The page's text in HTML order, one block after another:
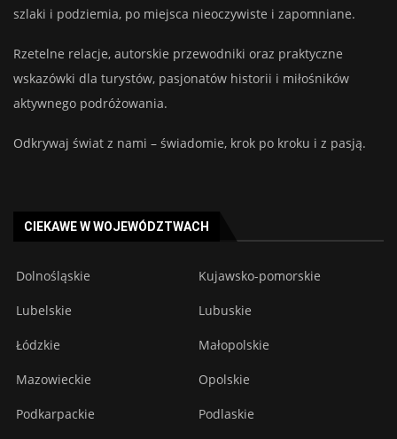
szlaki i podziemia, po miejsca nieoczywiste i zapomniane.
Rzetelne relacje, autorskie przewodniki oraz praktyczne
wskazówki dla turystów, pasjonatów historii i miłośników
aktywnego podróżowania.
Odkrywaj świat z nami – świadomie, krok po kroku i z pasją.
CIEKAWE W WOJEWÓDZTWACH
Dolnośląskie Kujawsko-pomorskie
Lubelskie Lubuskie
Łódzkie Małopolskie
Mazowieckie Opolskie
Podkarpackie Podlaskie